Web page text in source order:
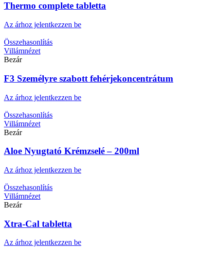
Thermo complete tabletta
Az árhoz jelentkezzen be
Összehasonlítás
Villámnézet
Bezár
F3 Személyre szabott fehérjekoncentrátum
Az árhoz jelentkezzen be
Összehasonlítás
Villámnézet
Bezár
Aloe Nyugtató Krémzselé – 200ml
Az árhoz jelentkezzen be
Összehasonlítás
Villámnézet
Bezár
Xtra-Cal tabletta
Az árhoz jelentkezzen be